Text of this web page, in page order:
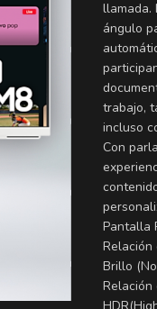
llamada.
ángulo
trabajo,
incluso
Con
Pantalla
Relación
Brillo
Relación